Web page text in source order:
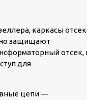
каркасы
защищают
отсек,
для
цепи —